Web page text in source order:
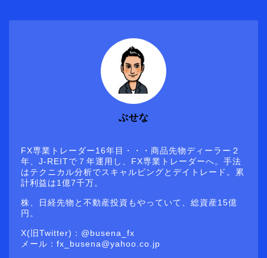
ぶせな
FX専業トレーダー16年目・・・商品先物ディーラー２
年、J-REITで７年運用し、FX専業トレーダーへ。手法
はテクニカル分析でスキャルピングとデイトレード。累
計利益は1億7千万。
株、日経先物と不動産投資もやっていて、総資産15億
円。
X(旧Twitter)：@busena_fx
メール：fx_busena@yahoo.co.jp